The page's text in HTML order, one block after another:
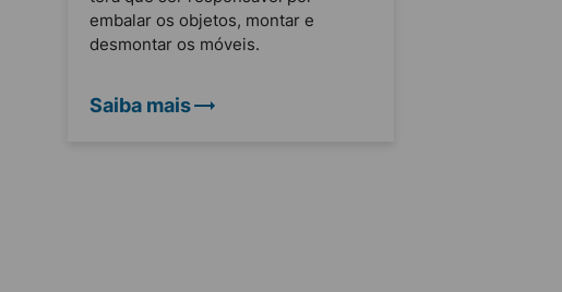
embalar os objetos, montar e
desmontar os móveis.
Saiba mais